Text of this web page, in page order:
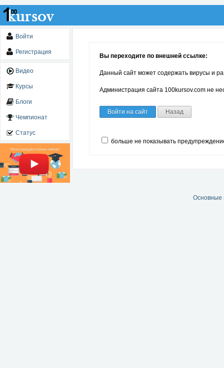
Войти
Регистрация
Видео
Курсы
Блоги
Чемпионат
Статус
Вы переходите по внешней ссылке:
Данный сайт может содержать вирусы и
Администрация сайта 100kursov.com не
Войти на сайт Назад
больше не показывать
Основные